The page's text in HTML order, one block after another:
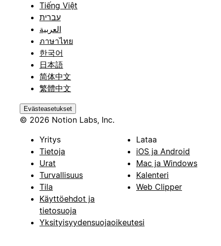
Tiếng Việt
עברית
العربية
ภาษาไทย
한국어
日本語
简体中文
繁體中文
Evästeasetukset
© 2026 Notion Labs, Inc.
Yritys
Tietoja
Urat
Turvallisuus
Tila
Käyttöehdot ja
tietosuoja
Yksityisyydensuojaoikeutesi
Lataa
iOS ja Android
Mac ja Windows
Kalenteri
Web Clipper